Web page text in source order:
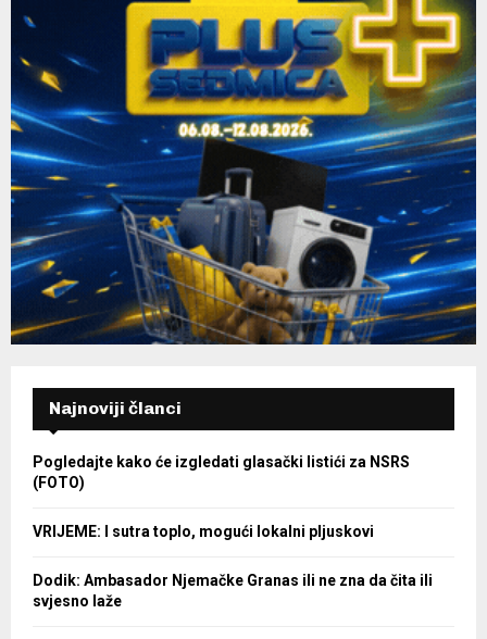
Najnoviji članci
Pogledajte kako će izgledati glasački listići za NSRS
(FOTO)
VRIJEME: I sutra toplo, mogući lokalni pljuskovi
Dodik: Ambasador Njemačke Granas ili ne zna da čita ili
svjesno laže